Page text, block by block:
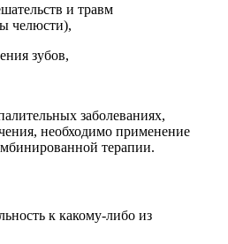
и травм
челюсти),
зубов,
заболеваниях,
необходимо применение
терапии.
к какому-либо из